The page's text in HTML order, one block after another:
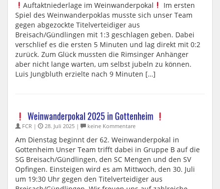
Auftaktniederlage im Weinwanderpokal
Im ersten
Spiel des Weinwanderpoklas musste sich unser Team
gegen abgezockte Titelverteidiger aus
Breisach/Gündlingen mit 1:3 geschlagen geben. Dabei
verschlief es die ersten 5 Minuten und lag direkt mit 0:2
zurück. Zum Glück mussten die Rimsinger Anhänger
aber nicht lange warten, um selbst jubeln zu können.
Luis Jungbluth erzielte nach 9 Minuten […]
Weinwanderpokal 2025 in Gottenheim
FCR | 28. Juli 2025 | keine Kommentare
Am Dienstag beginnt der 62. Weinwanderpokal in
Gottenheim Unser Team trifft dabei in Gruppe B auf die
SG Breisach/Gündlingen, den SC Mengen und den SV
Opfingen. Einsteigen wird es am Mittwoch, den 30. Juli
um 19:30 Uhr gegen den Titelverteidiger aus